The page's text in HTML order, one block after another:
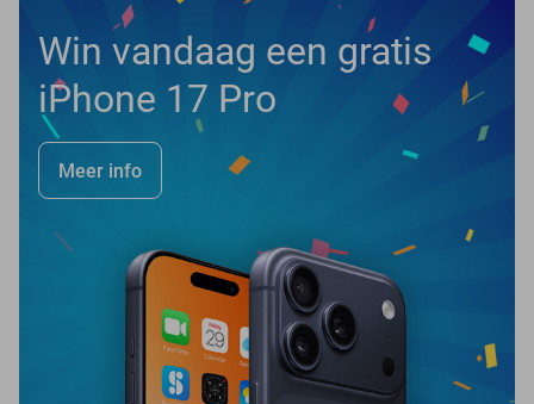
Win vandaag een gratis
iPhone 17 Pro
Meer info